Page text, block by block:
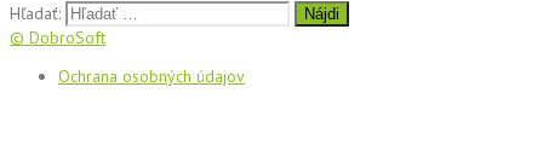
Hľadať:
© DobroSoft
Ochrana osobných údajov